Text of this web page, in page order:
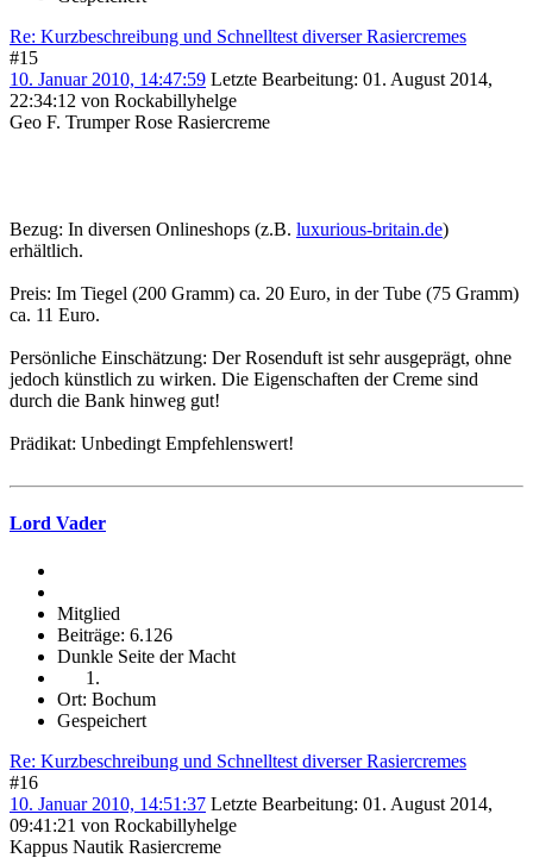
Re: Kurzbeschreibung und Schnelltest diverser Rasiercremes
#15
10. Januar 2010, 14:47:59 Letzte Bearbeitung: 01. August 2014,
22:34:12 von Rockabillyhelge
Geo F. Trumper Rose Rasiercreme
Bezug: In diversen Onlineshops (z.B. luxurious-britain.de)
erhältlich.
Preis: Im Tiegel (200 Gramm) ca. 20 Euro, in der Tube (75 Gramm)
ca. 11 Euro.
Persönliche Einschätzung: Der Rosenduft ist sehr ausgeprägt, ohne
jedoch künstlich zu wirken. Die Eigenschaften der Creme sind
durch die Bank hinweg gut!
Prädikat: Unbedingt Empfehlenswert!
Lord Vader
Mitglied
Beiträge: 6.126
Dunkle Seite der Macht
Ort: Bochum
Gespeichert
Re: Kurzbeschreibung und Schnelltest diverser Rasiercremes
#16
10. Januar 2010, 14:51:37 Letzte Bearbeitung: 01. August 2014,
09:41:21 von Rockabillyhelge
Kappus Nautik Rasiercreme